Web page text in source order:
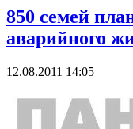
850 семей
аварийного
12.08.2011 14:05